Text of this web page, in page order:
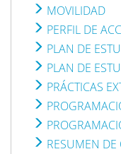
MOVILIDAD
PERFIL DE
PLAN DE
PLAN DE
PRÁCTICAS
RESUMEN DE